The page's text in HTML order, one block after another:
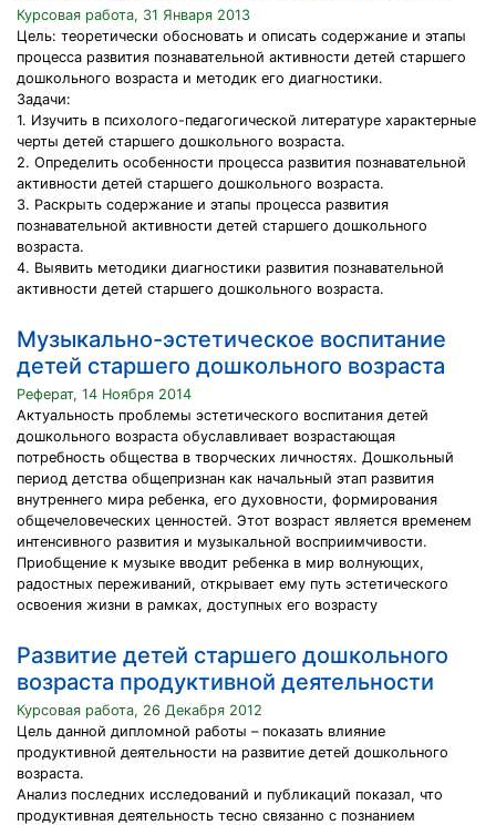
Курсовая работа, 31 Января 2013
Цель: теоретически обосновать и описать содержание и этапы
процесса развития познавательной активности детей старшего
дошкольного возраста и методик его диагностики.
Задачи:
1. Изучить в психолого-педагогической литературе характерные
черты детей старшего дошкольного возраста.
2. Определить особенности процесса развития познавательной
активности детей старшего дошкольного возраста.
3. Раскрыть содержание и этапы процесса развития
познавательной активности детей старшего дошкольного
возраста.
4. Выявить методики диагностики развития познавательной
активности детей старшего дошкольного возраста.
Музыкально-эстетическое воспитание
детей старшего дошкольного возраста
Реферат, 14 Ноября 2014
Актуальность проблемы эстетического воспитания детей
дошкольного возраста обуславливает возрастающая
потребность общества в творческих личностях. Дошкольный
период детства общепризнан как начальный этап развития
внутреннего мира ребенка, его духовности, формирования
общечеловеческих ценностей. Этот возраст является временем
интенсивного развития и музыкальной восприимчивости.
Приобщение к музыке вводит ребенка в мир волнующих,
радостных переживаний, открывает ему путь эстетического
освоения жизни в рамках, доступных его возрасту
Развитие детей старшего дошкольного
возраста продуктивной деятельности
Курсовая работа, 26 Декабря 2012
Цель данной дипломной работы – показать влияние
продуктивной деятельности на развитие детей дошкольного
возраста.
Анализ последних исследований и публикаций показал, что
продуктивная деятельность тесно связанно с познанием